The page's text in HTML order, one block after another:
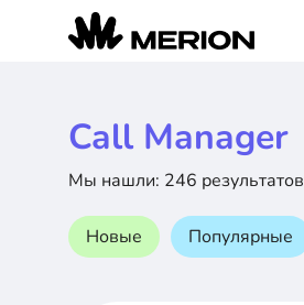
Call Manager
Мы нашли: 246 результатов
Новые Популярные